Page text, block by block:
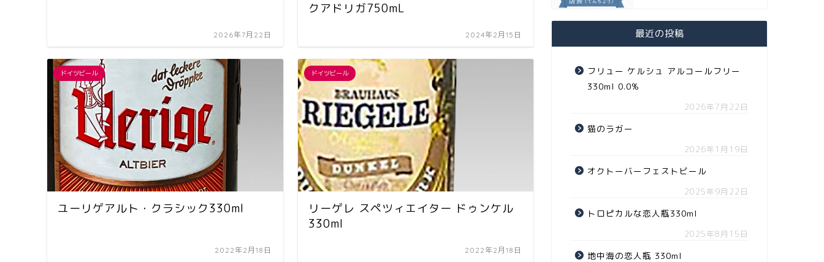
2026年7月22日
クアドリガ750mL
2024年2月15日
ドイツビール
ユーリゲアルト・クラシック330ml
2022年2月18日
ドイツビール
リーゲレ スペツィエイター ドゥンケル
330ml
2022年2月18日
最近の投稿
フリュー ケルシュ アルコールフリー
330ml 0.0%
2026年7月22日
猫のラガー
2026年1月19日
オクトーバーフェストビール
2025年9月22日
トロピカルな恋人瓶330ml
2025年8月15日
地中海の恋人瓶 330ml